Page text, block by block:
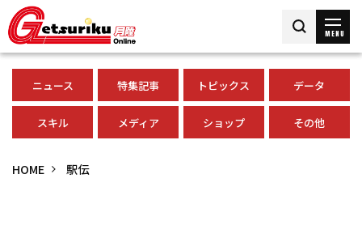
MENU
ニュース 特集記事 トピックス データ
スキル メディア ショップ その他
HOME 駅伝